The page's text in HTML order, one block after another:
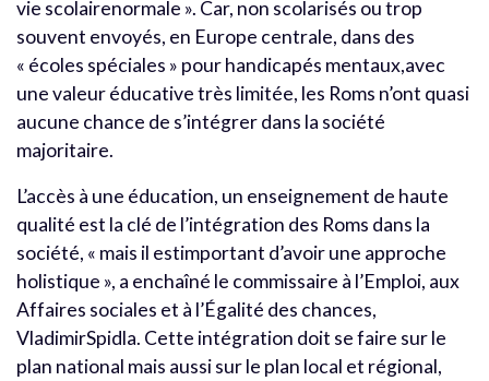
vie scolairenormale ». Car, non scolarisés ou trop
souvent envoyés, en Europe centrale, dans des
« écoles spéciales » pour handicapés mentaux,avec
une valeur éducative très limitée, les Roms n’ont quasi
aucune chance de s’intégrer dans la société
majoritaire.
L’accès à une éducation, un enseignement de haute
qualité est la clé de l’intégration des Roms dans la
société, « mais il estimportant d’avoir une approche
holistique », a enchaîné le commissaire à l’Emploi, aux
Affaires sociales et à l’Égalité des chances,
VladimirSpidla. Cette intégration doit se faire sur le
plan national mais aussi sur le plan local et régional,